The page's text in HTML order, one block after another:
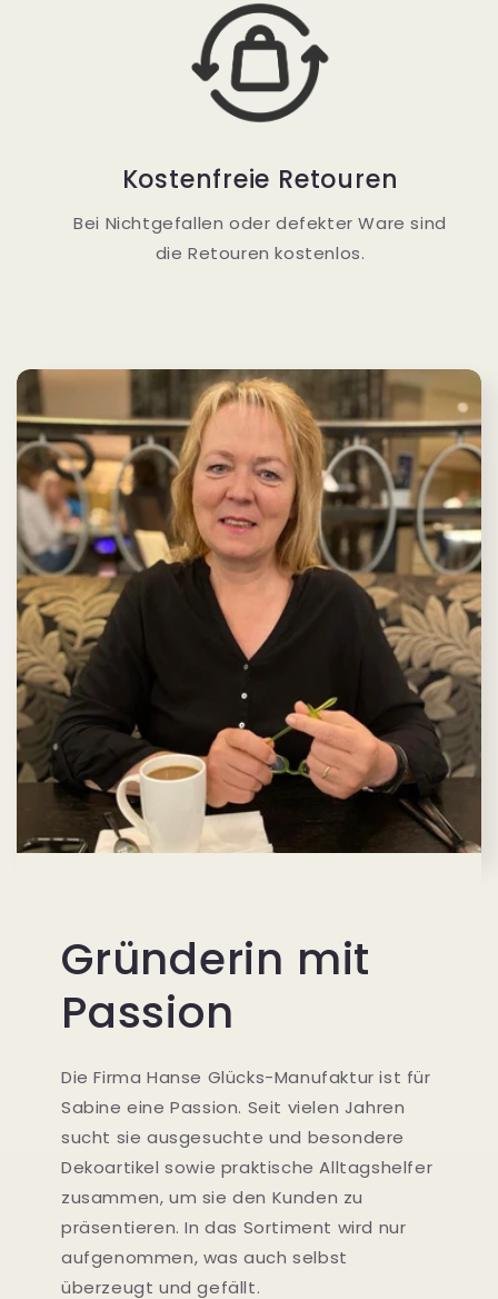
Kostenfreie Retouren
Bei Nichtgefallen oder defekter Ware sind
die Retouren kostenlos.
Gründerin mit
Passion
Die Firma Hanse Glücks-Manufaktur ist für
Sabine eine Passion. Seit vielen Jahren
sucht sie ausgesuchte und besondere
Dekoartikel sowie praktische Alltagshelfer
zusammen, um sie den Kunden zu
präsentieren. In das Sortiment wird nur
aufgenommen, was auch selbst
überzeugt und gefällt.